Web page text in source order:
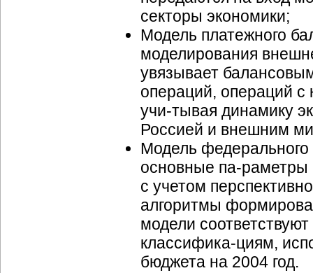
секторы экономики;
Модель платежного
моделирования
увязывает
операций, операций
учи-тывая динамику
Россией и внешним
Модель
основные па-раметры
с учетом
алгоритмы
модели
классифика-циям,
бюджета на 2004 год.